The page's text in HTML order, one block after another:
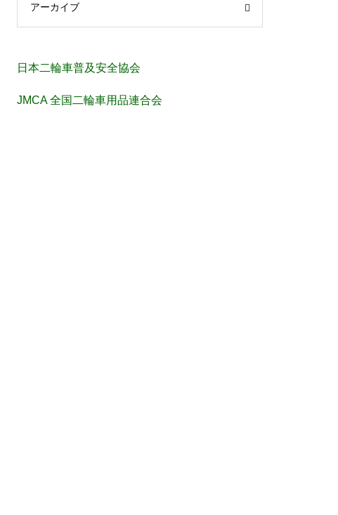
アーカイブ
日本二輪車普及安全協会
JMCA 全国二輪車用品連合会